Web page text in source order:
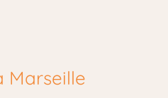
Marseille